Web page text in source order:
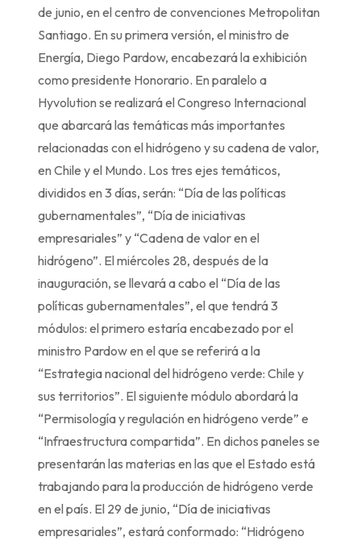
de junio, en el centro de convenciones Metropolitan
Santiago. En su primera versión, el ministro de
Energía, Diego Pardow, encabezará la exhibición
como presidente Honorario. En paralelo a
Hyvolution se realizará el Congreso Internacional
que abarcará las temáticas más importantes
relacionadas con el hidrógeno y su cadena de valor,
en Chile y el Mundo. Los tres ejes temáticos,
divididos en 3 días, serán: “Día de las políticas
gubernamentales”, “Día de iniciativas
empresariales” y “Cadena de valor en el
hidrógeno”. El miércoles 28, después de la
inauguración, se llevará a cabo el “Día de las
políticas gubernamentales”, el que tendrá 3
módulos: el primero estaría encabezado por el
ministro Pardow en el que se referirá a la
“Estrategia nacional del hidrógeno verde: Chile y
sus territorios”. El siguiente módulo abordará la
“Permisología y regulación en hidrógeno verde” e
“Infraestructura compartida”. En dichos paneles se
presentarán las materias en las que el Estado está
trabajando para la producción de hidrógeno verde
en el país. El 29 de junio, “Día de iniciativas
empresariales”, estará conformado: “Hidrógeno